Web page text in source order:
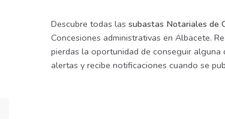
Descubre todas las subastas Notariales de
Concesiones administrativas en Albacete.
pierdas la oportunidad de conseguir
alertas y recibe notificaciones cuando se